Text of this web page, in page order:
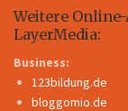
Weitere
LayerMedia:
Business:
123bildung.de
bloggomio.de